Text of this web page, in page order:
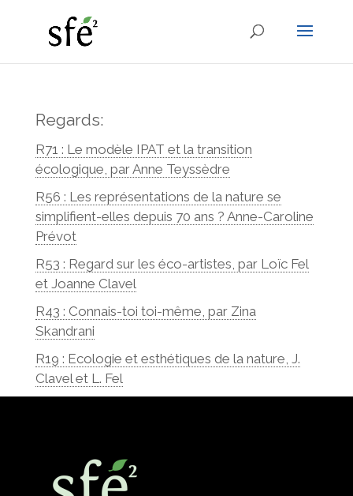
Regards:
R71 : Le modèle IPAT et la transition
écologique, par Anne Teyssèdre
R56 : Les représentations de la nature se
simplifient-elles depuis 70 ans ? Anne-Caroline
Prévot
R53 : Regard sur les éco-artistes, par Loïc Fel
et Joanne Clavel
R43 : Connais-toi toi-même, par Zina
Skandrani
R19 : Ecologie et esthétiques de la nature, J.
Clavel et L. Fel